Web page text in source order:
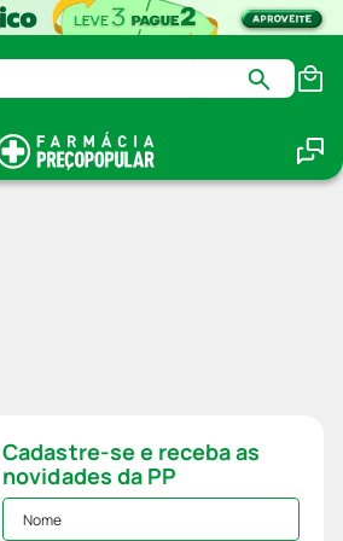
Cadastre-se e receba as
novidades da PP